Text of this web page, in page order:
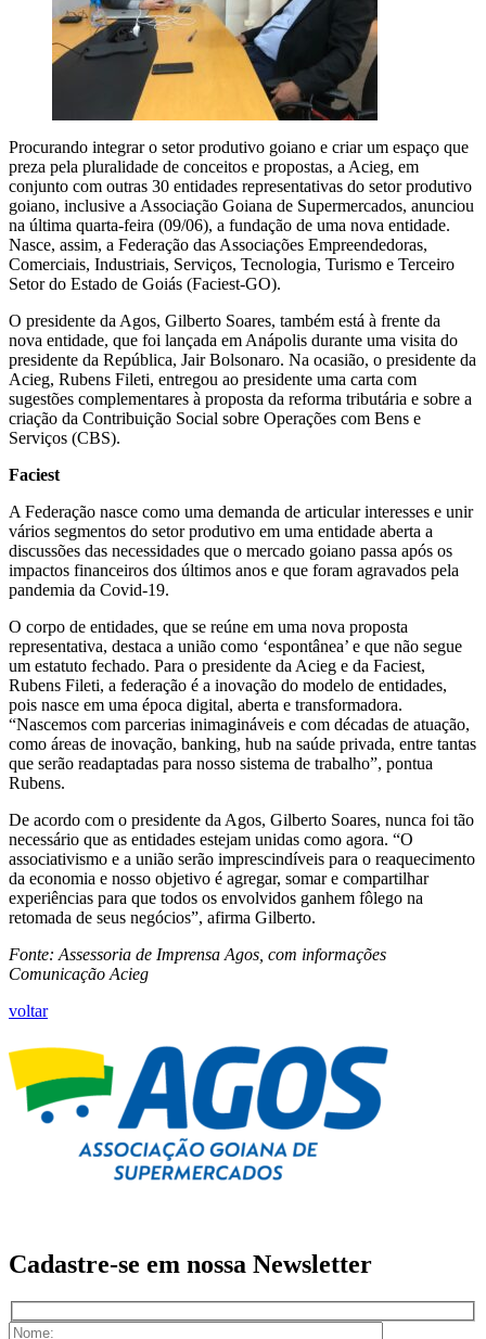
Procurando integrar o setor produtivo goiano e criar um espaço que
preza pela pluralidade de conceitos e propostas, a Acieg, em
conjunto com outras 30 entidades representativas do setor produtivo
goiano, inclusive a Associação Goiana de Supermercados, anunciou
na última quarta-feira (09/06), a fundação de uma nova entidade.
Nasce, assim, a Federação das Associações Empreendedoras,
Comerciais, Industriais, Serviços, Tecnologia, Turismo e Terceiro
Setor do Estado de Goiás (Faciest-GO).
O presidente da Agos, Gilberto Soares, também está à frente da
nova entidade, que foi lançada em Anápolis durante uma visita do
presidente da República, Jair Bolsonaro. Na ocasião, o presidente da
Acieg, Rubens Fileti, entregou ao presidente uma carta com
sugestões complementares à proposta da reforma tributária e sobre a
criação da Contribuição Social sobre Operações com Bens e
Serviços (CBS).
Faciest
A Federação nasce como uma demanda de articular interesses e unir
vários segmentos do setor produtivo em uma entidade aberta a
discussões das necessidades que o mercado goiano passa após os
impactos financeiros dos últimos anos e que foram agravados pela
pandemia da Covid-19.
O corpo de entidades, que se reúne em uma nova proposta
representativa, destaca a união como ‘espontânea’ e que não segue
um estatuto fechado. Para o presidente da Acieg e da Faciest,
Rubens Fileti, a federação é a inovação do modelo de entidades,
pois nasce em uma época digital, aberta e transformadora.
“Nascemos com parcerias inimagináveis e com décadas de atuação,
como áreas de inovação, banking, hub na saúde privada, entre tantas
que serão readaptadas para nosso sistema de trabalho”, pontua
Rubens.
De acordo com o presidente da Agos, Gilberto Soares, nunca foi tão
necessário que as entidades estejam unidas como agora. “O
associativismo e a união serão imprescindíveis para o reaquecimento
da economia e nosso objetivo é agregar, somar e compartilhar
experiências para que todos os envolvidos ganhem fôlego na
retomada de seus negócios”, afirma Gilberto.
Fonte: Assessoria de Imprensa Agos, com informações
Comunicação Acieg
voltar
Cadastre-se em nossa Newsletter